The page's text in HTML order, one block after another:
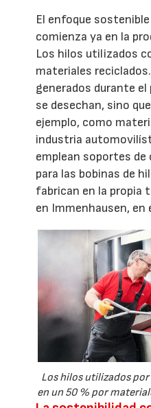
El enfoque
comienza ya en la
Los hilos utilizados
materiales
generados durante
se desechan, sino
ejemplo, como
industria
emplean soportes
para las bobinas de
fabrican en la propia
en Immenhausen, en
Los hilos utilizados
en un 50 % por